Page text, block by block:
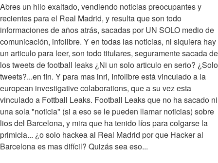
Abres un hilo exaltado, vendiendo noticias preocupantes y
recientes para el Real Madrid, y resulta que son todo
informaciones de años atrás, sacadas por UN SOLO medio de
comunicación, infolibre. Y en todas las noticias, ni siquiera hay
un articulo para leer, son todo titulares, seguramente sacada de
los tweets de football leaks ¿Ni un solo articulo en serio? ¿Solo
tweets?...en fin. Y para mas inri, Infolibre está vinculado a la
european investigative colaborations, que a su vez esta
vinculado a Fottball Leaks. Football Leaks que no ha sacado ni
una sola "noticia" (si a eso se le pueden llamar noticias) sobre
lios del Barcelona, y mira que ha tenido líos para colgarse la
primicia... ¿o solo hackea al Real Madrid por que Hacker al
Barcelona es mas difícil? Quizás sea eso...